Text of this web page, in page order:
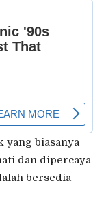
yang biasanya
dan dipercaya
bersedia